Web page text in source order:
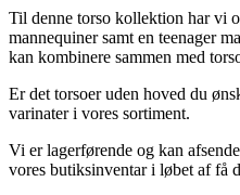
Til denne torso kollektion har vi
mannequiner samt en teenager
kan kombinere sammen med
Er det torsoer uden hoved du
varinater i vores sortiment.
Vi er lagerførende og kan
vores butiksinventar i løbet af få